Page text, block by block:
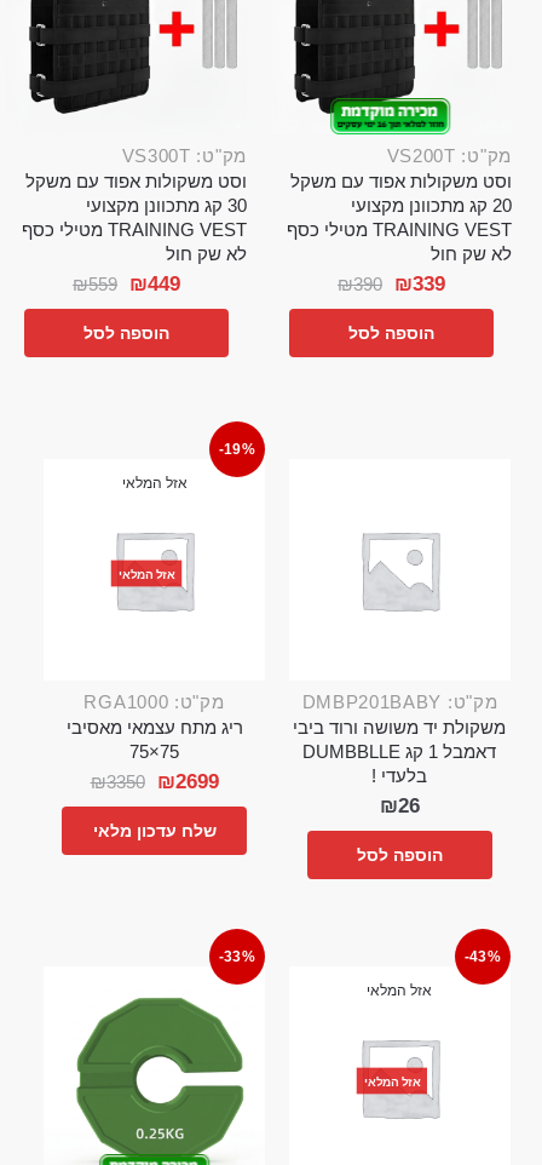
מק"ט: VS200T
וסט משקולות אפוד עם משקל
20 קג מתכוונן מקצועי
TRAINING VEST מטילי כסף
לא שק חול
₪390 ₪339
הוספה לסל
מק"ט: VS300T
וסט משקולות אפוד עם משקל
30 קג מתכוונן מקצועי
TRAINING VEST מטילי כסף
לא שק חול
₪559 ₪449
הוספה לסל
מק"ט: DMBP201BABY
משקולת יד משושה ורוד ביבי
דאמבל 1 קג DUMBBLLE
בלעדי !
₪26
הוספה לסל
-19%
אזל המלאי
אזל המלאי
מק"ט: RGA1000
ריג מתח עצמאי מאסיבי
75×75
₪3350 ₪2699
שלח עדכון מלאי
-43%
אזל המלאי
אזל המלאי
-33%